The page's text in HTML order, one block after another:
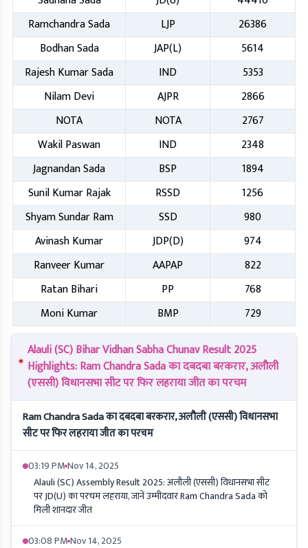
Ramchandra Sada
LJP
26386
Bodhan Sada
JAP(L)
5614
Rajesh Kumar Sada
IND
5353
Nilam Devi
AJPR
2866
NOTA
NOTA
2767
Wakil Paswan
IND
2348
Jagnandan Sada
BSP
1894
Sunil Kumar Rajak
RSSD
1256
Shyam Sundar Ram
SSD
980
Avinash Kumar
JDP(D)
974
Ranveer Kumar
AAPAP
822
Ratan Bihari
PP
768
Moni Kumar
BMP
729
Alauli (SC) Bihar Vidhan Sabha Chunav Result 2025
Highlights: Ram Chandra Sada का दबदबा बरकरार, अलौली
(एससी) विधानसभा सीट पर फिर लहराया जीत का परचम
Ram Chandra Sada का दबदबा बरकरार, अलौली (एससी) विधानसभा
सीट पर फिर लहराया जीत का परचम
03:19 PMNov 14, 2025
Alauli (SC) Assembly Result 2025: अलौली (एससी) विधानसभा सीट
पर JD(U) का परचम लहराया, जानें उम्मीदवार Ram Chandra Sada को
मिली शानदार जीत
03:08 PMNov 14, 2025